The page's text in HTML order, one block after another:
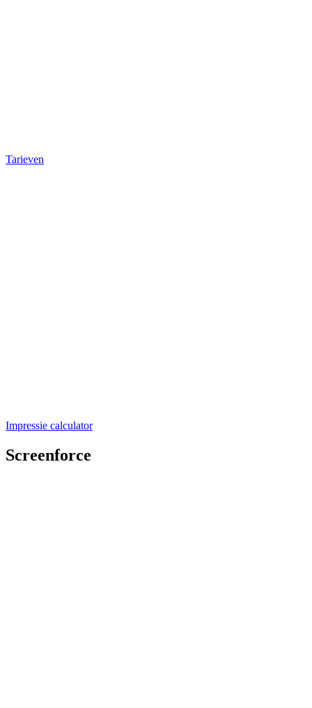
Tarieven
Impressie calculator
Screenforce